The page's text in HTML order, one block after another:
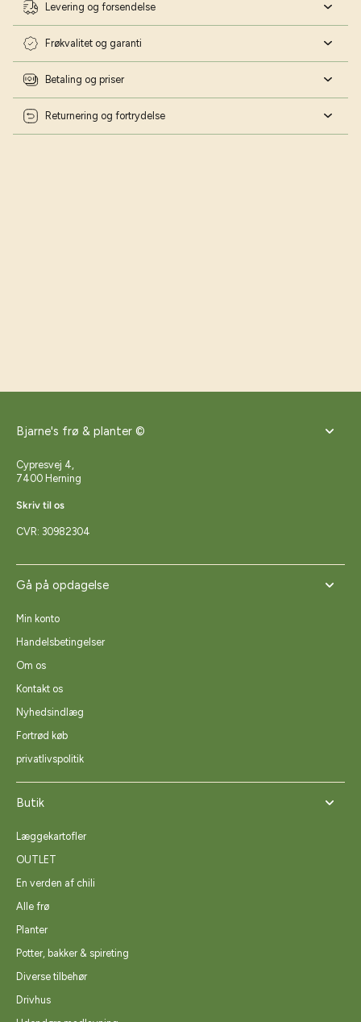
Levering og forsendelse
Frøkvalitet og garanti
Betaling og priser
Returnering og fortrydelse
Bjarne's frø & planter ©
Cypresvej 4,
7400 Herning
Skriv til os
CVR: 30982304
Gå på opdagelse
Min konto
Handelsbetingelser
Om os
Kontakt os
Nyhedsindlæg
Fortrød køb
privatlivspolitik
Butik
Læggekartofler
OUTLET
En verden af chili
Alle frø
Planter
Potter, bakker & spireting
Diverse tilbehør
Drivhus